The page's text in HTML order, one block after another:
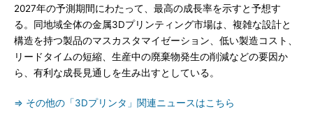
2027年の予測期間にわたって、最高の成長率を示すと予想す
る。同地域全体の金属3Dプリンティング市場は、複雑な設計と
構造を持つ製品のマスカスタマイゼーション、低い製造コスト、
リードタイムの短縮、生産中の廃棄物発生の削減などの要因か
ら、有利な成長見通しを生み出すとしている。
⇒ その他の「3Dプリンタ」関連ニュースはこちら